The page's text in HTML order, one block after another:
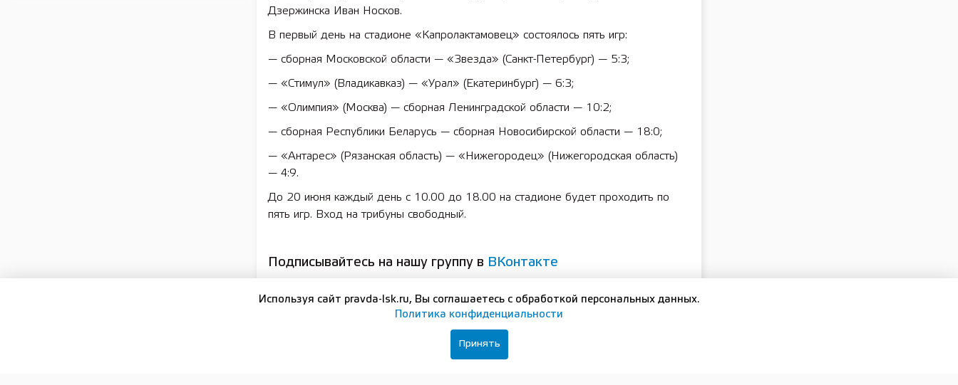
Дзержинска Иван Носков.
В первый день на стадионе «Капролактамовец» состоялось пять игр:
— сборная Московской области — «Звезда» (Санкт-Петербург) — 5:3;
— «Стимул» (Владикавказ) — «Урал» (Екатеринбург) — 6:3;
— «Олимпия» (Москва) — сборная Ленинградской области — 10:2;
— сборная Республики Беларусь — сборная Новосибирской области — 18:0;
— «Антарес» (Рязанская область) — «Нижегородец» (Нижегородская область)
— 4:9.
До 20 июня каждый день с 10.00 до 18.00 на стадионе будет проходить по
пять игр. Вход на трибуны свободный.
Подписывайтесь на нашу группу в ВКонтакте
Используя сайт pravda-lsk.ru, Вы соглашаетесь с обработкой персональных данных.
Политика конфиденциальности
Принять